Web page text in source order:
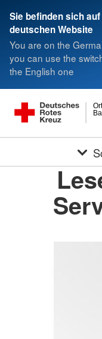
Sie befinden sich
deutschen Website
You are on the
you can use the
the English one